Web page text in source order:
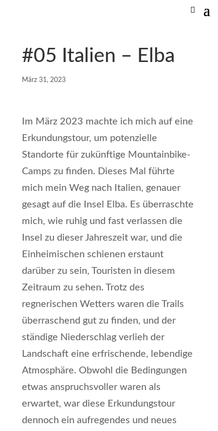
#05 Italien – Elba
März 31, 2023
Im März 2023 machte ich mich auf eine
Erkundungstour, um potenzielle
Standorte für zukünftige Mountainbike-
Camps zu finden. Dieses Mal führte
mich mein Weg nach Italien, genauer
gesagt auf die Insel Elba. Es überraschte
mich, wie ruhig und fast verlassen die
Insel zu dieser Jahreszeit war, und die
Einheimischen schienen erstaunt
darüber zu sein, Touristen in diesem
Zeitraum zu sehen. Trotz des
regnerischen Wetters waren die Trails
überraschend gut zu finden, und der
ständige Niederschlag verlieh der
Landschaft eine erfrischende, lebendige
Atmosphäre. Obwohl die Bedingungen
etwas anspruchsvoller waren als
erwartet, war diese Erkundungstour
dennoch ein aufregendes und neues